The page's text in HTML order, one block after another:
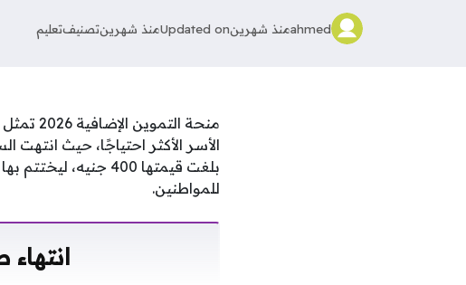
ahmedمنذ شهرينUpdated onمنذ شهرينتصنيفتعليم
منحة
الأسر الأكثر احتياجًا، حيث انتهت
بلغت قيمتها 400
للمواطنين.